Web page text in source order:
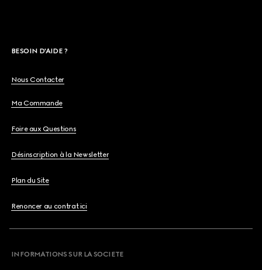
BESOIN D'AIDE ?
Nous Contacter
Ma Commande
Foire aux Questions
Désinscription à la Newsletter
Plan du Site
Renoncer au contrat ici
INFORMATIONS SUR LA SOCIETE